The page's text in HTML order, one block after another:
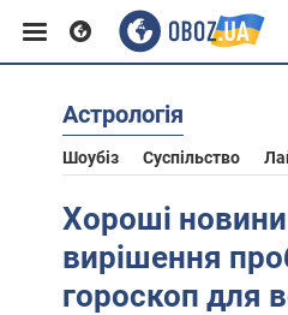
Європа
США
Астрологія
Шоубіз Суспільство
Хороші
вирішення
гороскоп для